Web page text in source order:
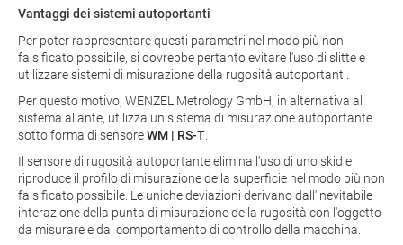
Vantaggi dei sistemi autoportanti
Per poter rappresentare questi parametri nel modo più non
falsificato possibile, si dovrebbe pertanto evitare l'uso di slitte e
utilizzare sistemi di misurazione della rugosità autoportanti.
Per questo motivo, WENZEL Metrology GmbH, in alternativa al
sistema aliante, utilizza un sistema di misurazione autoportante
sotto forma di sensoreWM | RS-T.
Il sensore di rugosità autoportante elimina l'uso di uno skid e
riproduce il profilo di misurazione della superficie nel modo più non
falsificato possibile. Le uniche deviazioni derivano dall'inevitabile
interazione della punta di misurazione della rugosità con l'oggetto
da misurare e dal comportamento di controllo della macchina.